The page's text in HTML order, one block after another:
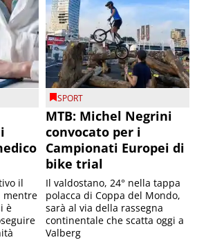
il
mentre
è
SPORT
MTB: Michel Negrini
convocato per i
Campionati Europei di
bike trial
Il valdostano, 24° nella tappa
polacca di Coppa del Mondo,
sarà al via della rassegna
continentale che scatta oggi a
Valberg